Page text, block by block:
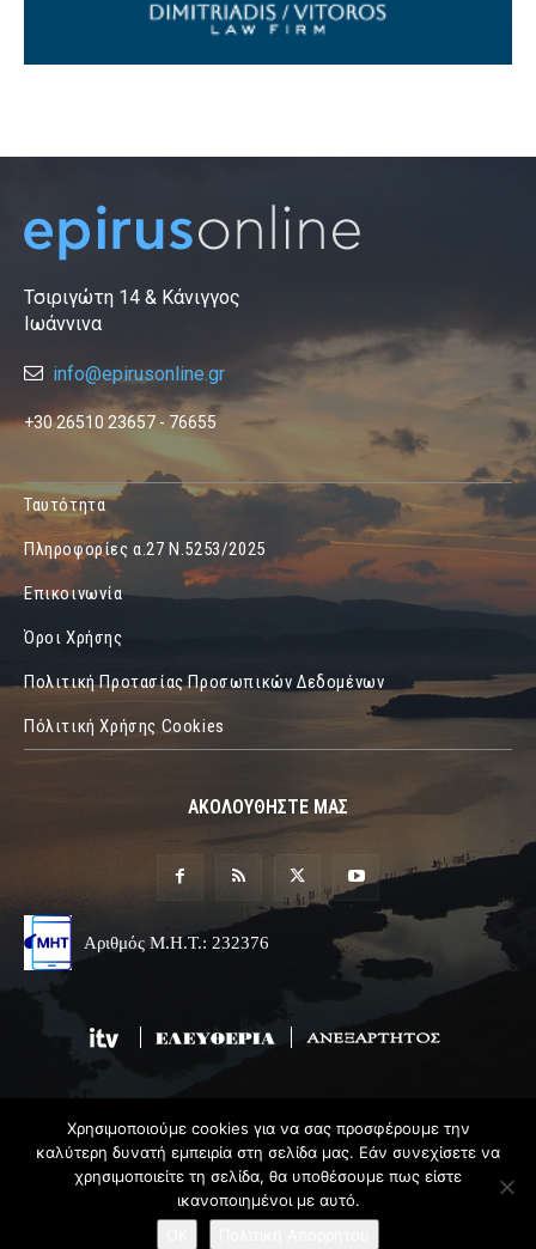
Τσιριγώτη 14 & Κάνιγγος
Ιωάννινα
info@epirusonline.gr
+30 26510 23657 - 76655
Ταυτότητα
Πληροφορίες α.27 Ν.5253/2025
Επικοινωνία
Όροι Χρήσης
Πολιτική Προτασίας Προσωπικών Δεδομένων
Πόλιτική Χρήσης Cookies
ΑΚΟΛΟΥΘΗΣΤΕ ΜΑΣ
Αριθμός Μ.Η.Τ.: 232376
© 2019 Epirus Online
Σχεδιασμός & ΑνάπτυξηAngel Web
Χρησιμοποιούμε cookies για να σας προσφέρουμε την
καλύτερη δυνατή εμπειρία στη σελίδα μας. Εάν συνεχίσετε να
χρησιμοποιείτε τη σελίδα, θα υποθέσουμε πως είστε
ικανοποιημένοι με αυτό.